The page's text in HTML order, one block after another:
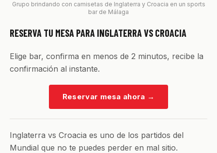
Grupo brindando con camisetas de Inglaterra y Croacia en un sports
bar de Málaga
RESERVA TU MESA PARA INGLATERRA VS CROACIA
Elige bar, confirma en menos de 2 minutos, recibe la
confirmación al instante.
Reservar mesa ahora →
Inglaterra vs Croacia es uno de los partidos del
Mundial que no te puedes perder en mal sitio.